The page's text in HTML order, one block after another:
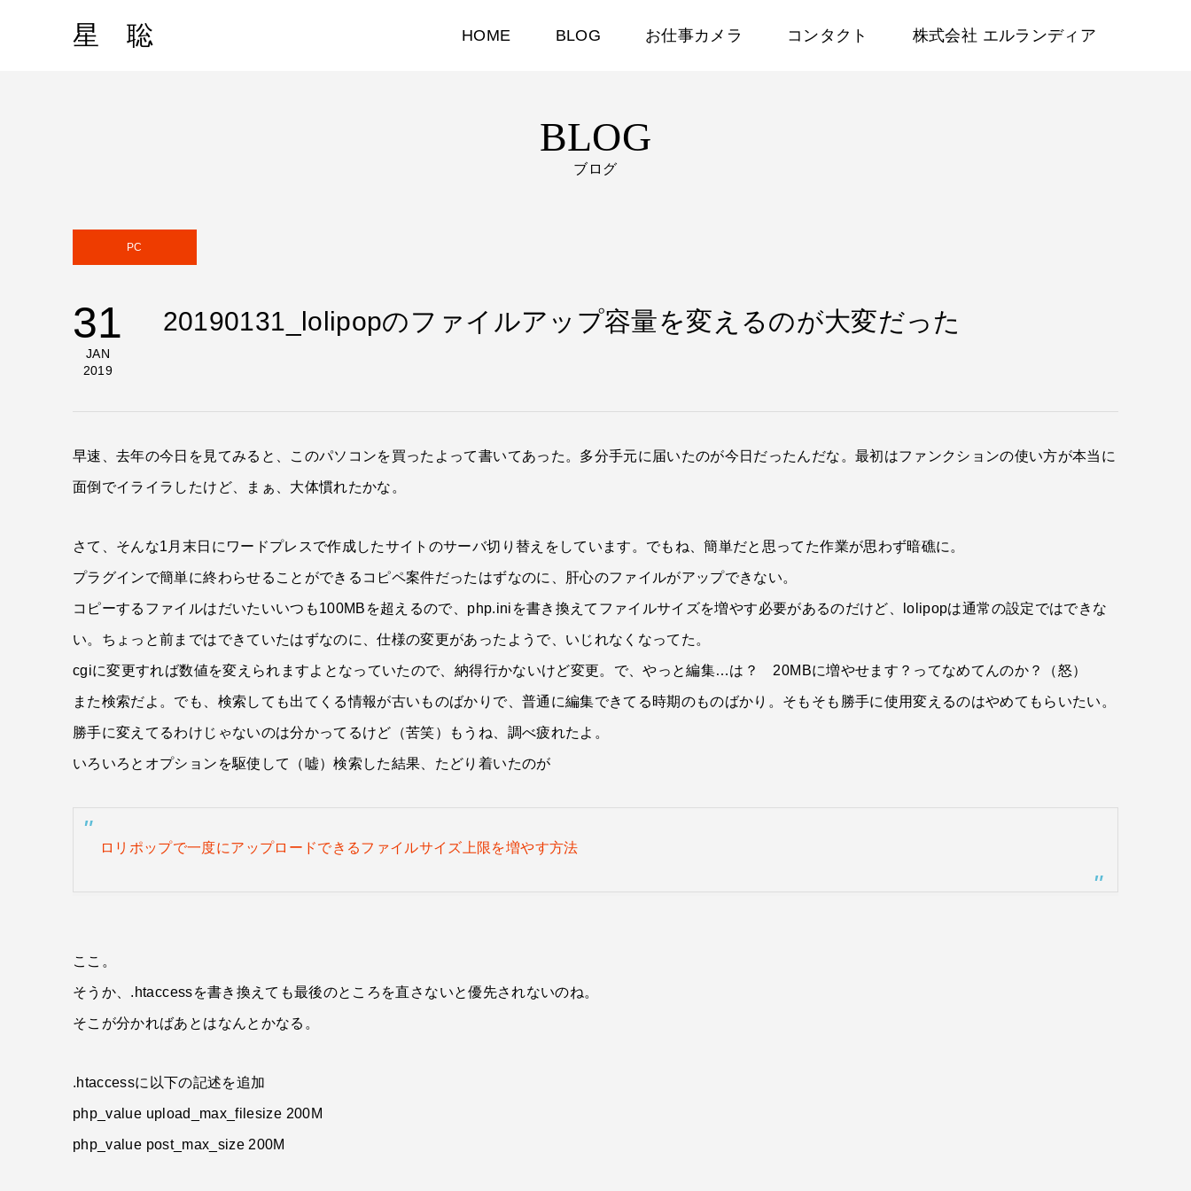
星 聡 HOME BLOG お仕事カメラ コンタクト 株式会社 エルランディア
BLOG
ブログ
PC
31
JAN
2019
20190131_lolipopのファイルアップ容量を変えるのが大変だった
早速、去年の今日を見てみると、このパソコンを買ったよって書いてあった。多分手元に届いたのが今日だったんだな。最初はファンクションの使い方が本当に
面倒でイライラしたけど、まぁ、大体慣れたかな。
さて、そんな1月末日にワードプレスで作成したサイトのサーバ切り替えをしています。でもね、簡単だと思ってた作業が思わず暗礁に。
プラグインで簡単に終わらせることができるコピペ案件だったはずなのに、肝心のファイルがアップできない。
コピーするファイルはだいたいいつも100MBを超えるので、php.iniを書き換えてファイルサイズを増やす必要があるのだけど、lolipopは通常の設定ではできな
い。ちょっと前まではできていたはずなのに、仕様の変更があったようで、いじれなくなってた。
cgiに変更すれば数値を変えられますよとなっていたので、納得行かないけど変更。で、やっと編集…は？ 20MBに増やせます？ってなめてんのか？（怒）
また検索だよ。でも、検索しても出てくる情報が古いものばかりで、普通に編集できてる時期のものばかり。そもそも勝手に使用変えるのはやめてもらいたい。
勝手に変えてるわけじゃないのは分かってるけど（苦笑）もうね、調べ疲れたよ。
いろいろとオプションを駆使して（嘘）検索した結果、たどり着いたのが
ロリポップで一度にアップロードできるファイルサイズ上限を増やす方法
ここ。
そうか、.htaccessを書き換えても最後のところを直さないと優先されないのね。
そこが分かればあとはなんとかなる。
.htaccessに以下の記述を追加
php_value upload_max_filesize 200M
php_value post_max_size 200M